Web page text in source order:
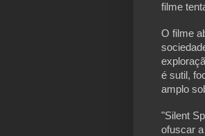
filme
O filme
é sutil,
amplo
"Silent
ofuscar